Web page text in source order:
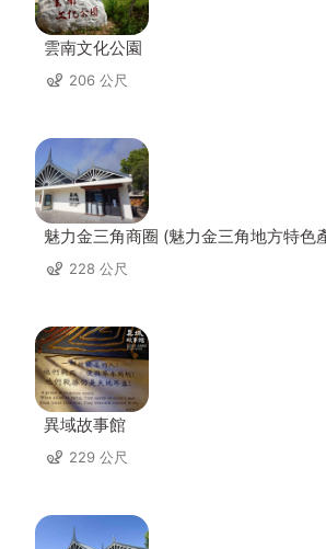
雲南文化公園
206 公尺
魅力金三角商圈 (魅力金三角地方特色
228 公尺
異域故事館
229 公尺